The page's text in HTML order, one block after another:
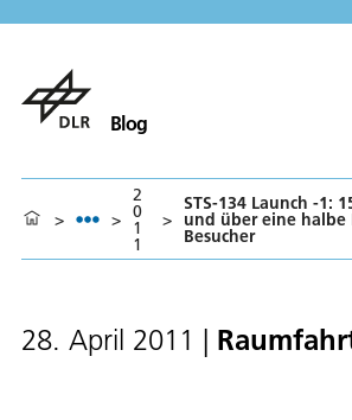
Blog
> >
2
0
1
1
>
STS-134 Launch -1:
und über eine
Besucher
28. April 2011 |